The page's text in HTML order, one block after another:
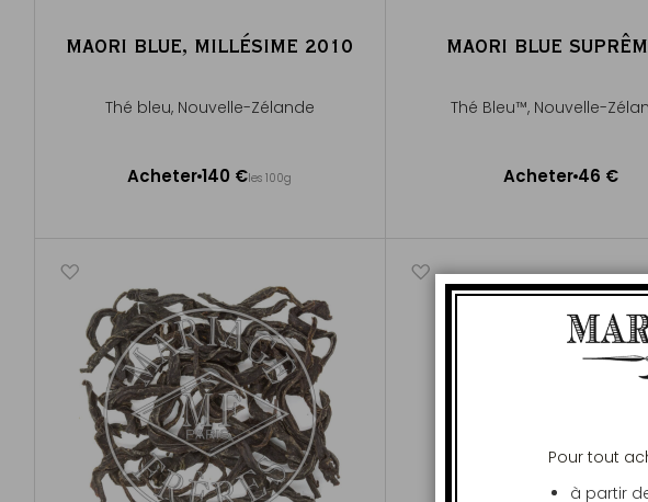
MAORI BLUE, MILLÉSIME 2010
Thé bleu, Nouvelle-Zélande
Acheter140 €les 100g
MAORI BLUE
Thé Bleu™, Nouvelle-
Acheter 46 €
Pour tout
à partir